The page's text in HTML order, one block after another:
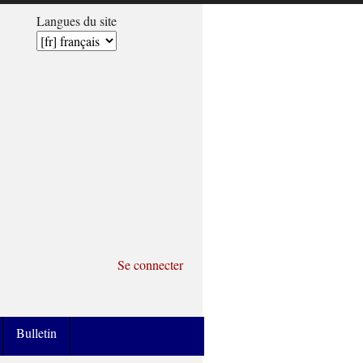
Se connecter
Langues du site
Bulletin